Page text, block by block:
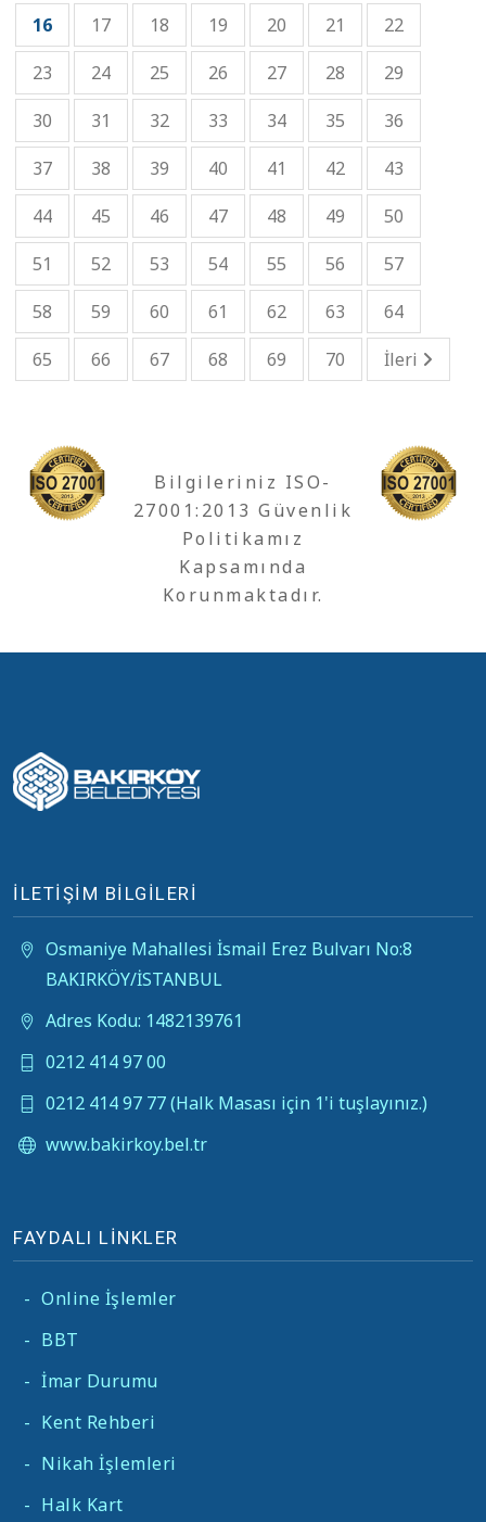
16
17 18 19 20 21
22
23
24 25 26 27 28
29
30
31 32 33 34 35
36
37
38 39 40 41 42
43
44
45 46 47 48 49
50
51
52 53 54 55 56
57
58
59 60 61 62 63
64
65
66 67 68 69 70 İleri
Bilgileriniz ISO-
27001:2013 Güvenlik
Politikamız
Kapsamında
Korunmaktadır.
İLETİŞİM BİLGİLERİ
Osmaniye Mahallesi İsmail Erez Bulvarı No:8
BAKIRKÖY/İSTANBUL
Adres Kodu: 1482139761
0212 414 97 00
0212 414 97 77 (Halk Masası için 1'i tuşlayınız.)
www.bakirkoy.bel.tr
FAYDALI LİNKLER
- Online İşlemler
- BBT
- İmar Durumu
- Kent Rehberi
- Nikah İşlemleri
- Halk Kart